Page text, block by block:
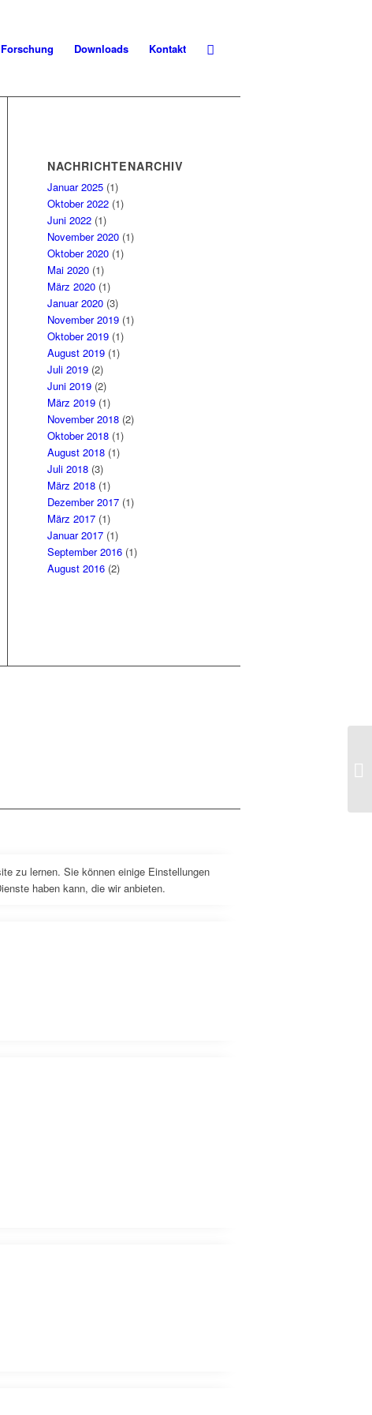
Forschung Downloads Kontakt
NACHRICHTENARCHIV
Januar 2025 (1)
Oktober 2022 (1)
Juni 2022 (1)
November 2020 (1)
Oktober 2020 (1)
Mai 2020 (1)
März 2020 (1)
Januar 2020 (3)
November 2019 (1)
Oktober 2019 (1)
August 2019 (1)
Juli 2019 (2)
Juni 2019 (2)
März 2019 (1)
November 2018 (2)
Oktober 2018 (1)
August 2018 (1)
Juli 2018 (3)
März 2018 (1)
Dezember 2017 (1)
März 2017 (1)
Januar 2017 (1)
September 2016 (1)
August 2016 (2)
zu lernen. Sie können einige Einstellungen
haben kann, die wir anbieten.